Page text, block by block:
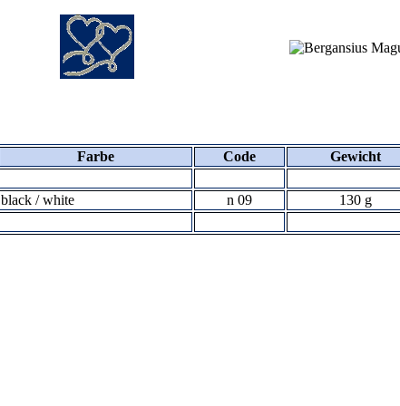
Farbe Code
Gewicht
black / white n 09
130 g